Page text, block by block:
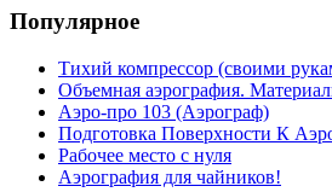
Популярное
Тихий компрессор (своими
Объемная аэрография.
Аэро-про 103 (Аэрограф)
Подготовка Поверхности К
Рабочее место с нуля
Аэрография для чайников!